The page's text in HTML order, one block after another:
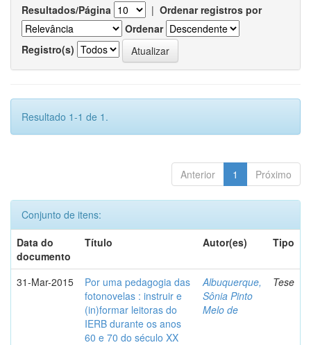
Resultados/Página | Ordenar registros por
Ordenar
Registro(s)
Resultado 1-1 de 1.
Anterior 1 Próximo
Conjunto de itens:
Data do
documento
Título Autor(es) Tipo
31-Mar-2015
Por uma pedagogia das
fotonovelas : instruir e
(in)formar leitoras do
IERB durante os anos
60 e 70 do século XX
Albuquerque,
Sônia Pinto
Melo de
Tese